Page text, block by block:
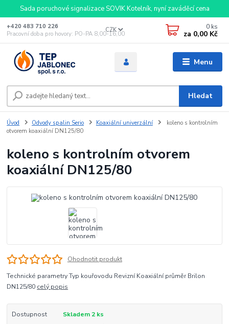
Sada poruchové signalizace SOVIK Kotelník, nyní zaváděcí cena
Menu
CZK
Hledat
+420 483 710 226
Pracovní doba pro hovory: PO-PA 8,00-16,00
0 ks
za 0,00 Kč
Úvod Odvody spalin Serio Koaxiální univerzální
koleno s kontrolním
otvorem koaxiální DN125/80
koleno s kontrolním otvorem
koaxiální DN125/80
Ohodnotit produkt
Technické parametry Typ kouřovodu Revizní Koaxiální průměr Brilon
DN125/80 celý popis
Dostupnost
Skladem 2 ks